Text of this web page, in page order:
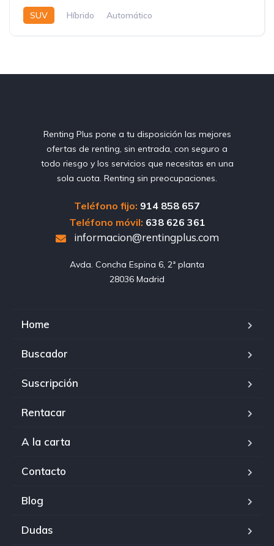
SUV Híbrido Automático
Renting Plus pone a tu disposición las mejores
ofertas de renting, sin entrada, con seguro a
todo riesgo y los servicios que necesitas en una
sola cuota. Renting sin preocupaciones.
Teléfono fijo: 914 858 657
Teléfono móvil: 638 626 361
informacion@rentingplus.com
Avda. Concha Espina 6, 2ª planta
28036 Madrid
Home
Buscador
Suscripción
Rentacar
A la carta
Contacto
Blog
Dudas